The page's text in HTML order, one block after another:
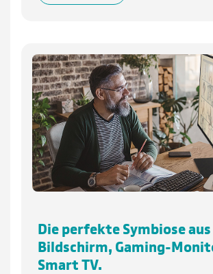
Die perfekte Symbiose aus
Bildschirm, Gaming-
Smart TV.